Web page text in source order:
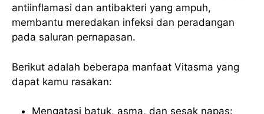
antiinflamasi dan antibakteri yang ampuh,
membantu meredakan infeksi dan peradangan
pada saluran pernapasan.
Berikut adalah beberapa manfaat Vitasma yang
dapat kamu rasakan:
Mengatasi batuk, asma, dan sesak napas: